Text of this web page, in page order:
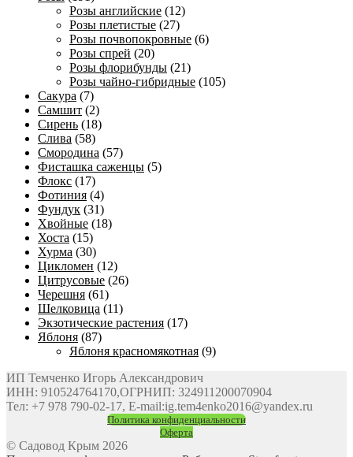
Розы английские (12)
Розы плетистые (27)
Розы почвопокровные (6)
Розы спрей (20)
Розы флорибунды (21)
Розы чайно-гибридные (105)
Сакура (7)
Самшит (2)
Сирень (18)
Слива (58)
Смородина (57)
Фисташка саженцы (5)
Флокс (17)
Фотиния (4)
Фундук (31)
Хвойные (18)
Хоста (15)
Хурма (30)
Цикломен (12)
Цитрусовые (26)
Черешня (61)
Шелковица (11)
Экзотические растения (17)
Яблоня (87)
Яблоня красномякотная (9)
ИП Темченко Игорь Александрович
ИНН: 910524764170,ОГРНИП: 324911200070904
Тел: +7 978 790-02-17, E-mail:ig.tem4enko2016@yandex.ru
Политика конфиденциальности
Оферта
© Садовод Крым 2026